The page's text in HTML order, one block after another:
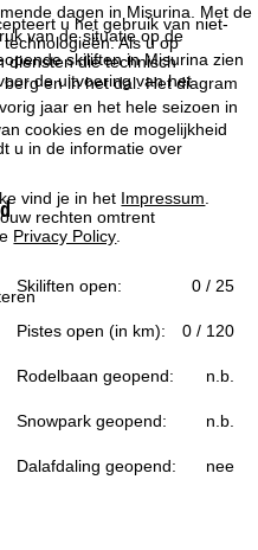
u het gebruik van niet-
Als u op
diensten die technisch
de uitvoering van het
cookies en de mogelijkheid
u in de informatie over
vind je in het Impressum
rechten omtrent
Privacy Policy
dagen in Misurina. Met de
van de situatie op de
skiliften in Misurina zien
en in het dal. Het diagram
jaar en het hele seizoen in
Skiliften open: 0 / 25
Pistes open (in km): 0 / 120
Rodelbaan geopend: n.b.
Snowpark geopend: n.b.
Dalafdaling geopend: nee